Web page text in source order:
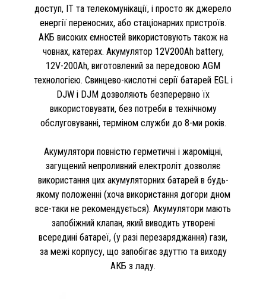
доступ, IT та телекомунікації, і просто як джерело
енергії переносних, або стаціонарних пристроїв.
АКБ високих ємностей використовують також на
човнах, катерах. Акумулятор 12V200Ah battery,
12V-200Ah, виготовлений за передовою AGM
технологією. Свинцево-кислотні серії батарей EGL і
DJW і DJM дозволяють безперервно їх
використовувати, без потреби в технічному
обслуговуванні, терміном служби до 8-ми років.
Акумулятори повністю герметичні і жароміцні,
загущений непроливний електроліт дозволяє
використання цих акумуляторних батарей в будь-
якому положенні (хоча використання догори дном
все-таки не рекомендується). Акумулятори мають
запобіжний клапан, який виводить утворені
всередині батареї, (у разі перезаряджання) гази,
за межі корпусу, що запобігає здуттю та виходу
АКБ з ладу.